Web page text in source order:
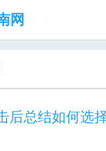
网
后总结如何选